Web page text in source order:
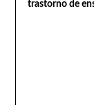
trastorno de